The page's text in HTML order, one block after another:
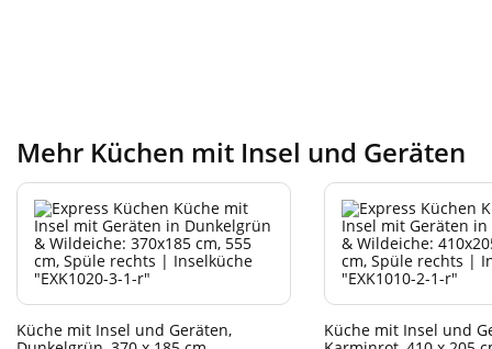
Mehr Küchen mit Insel und Geräten
Küche mit Insel und Geräten,
Küche mit Insel und